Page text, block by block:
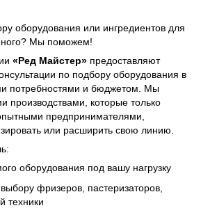
оборудования или ингредиентов для
Мы поможем!
«Ред Майстер» предоставляют
по подбору оборудования в
потребностями и бюджетом. Мы
производствами, которые только
предпринимателями,
или расширить свою линию.
оборудования под вашу нагрузку
фризеров, пастеризаторов,
техники